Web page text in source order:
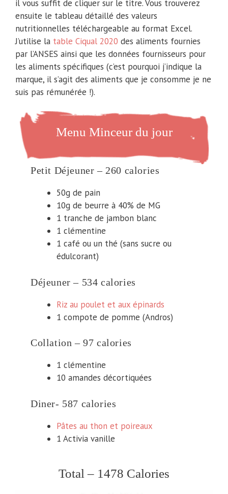
il vous suffit de cliquer sur le titre. Vous trouverez
ensuite le tableau détaillé des valeurs
nutritionnelles téléchargeable au format Excel.
J’utilise la table Ciqual 2020 des aliments fournies
par l’ANSES ainsi que les données fournisseurs pour
les aliments spécifiques (c’est pourquoi j’indique la
marque, il s’agit des aliments que je consomme je ne
suis pas rémunérée !).
Menu Minceur du jour
Petit Déjeuner – 260 calories
50g de pain
10g de beurre à 40% de MG
1 tranche de jambon blanc
1 clémentine
1 café ou un thé (sans sucre ou
édulcorant)
Déjeuner – 534 calories
Riz au poulet et aux épinards
1 compote de pomme (Andros)
Collation – 97 calories
1 clémentine
10 amandes décortiquées
Diner- 587 calories
Pâtes au thon et poireaux
1 Activia vanille
Total – 1478 Calories